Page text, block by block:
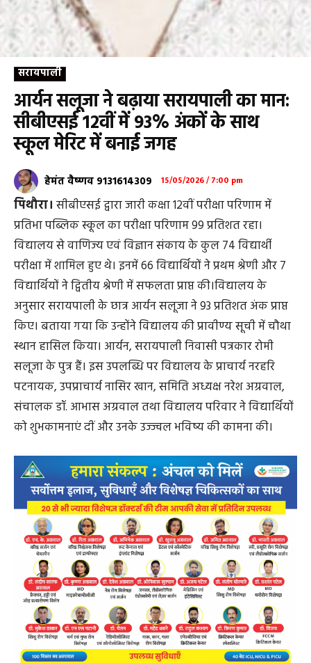
सरायपाली
आर्यन सलूजा ने बढ़ाया सरायपाली का मान:
सीबीएसई 12वीं में 93% अंकों के साथ
स्कूल मेरिट में बनाई जगह
हेमंत वैष्णव 9131614309 15/05/2026 / 7:00 pm
पिथौरा। सीबीएसई द्वारा जारी कक्षा 12वीं परीक्षा परिणाम में
प्रतिभा पब्लिक स्कूल का परीक्षा परिणाम 99 प्रतिशत रहा।
विद्यालय से वाणिज्य एवं विज्ञान संकाय के कुल 74 विद्यार्थी
परीक्षा में शामिल हुए थे। इनमें 66 विद्यार्थियों ने प्रथम श्रेणी और 7
विद्यार्थियों ने द्वितीय श्रेणी में सफलता प्राप्त की।विद्यालय के
अनुसार सरायपाली के छात्र आर्यन सलूजा ने 93 प्रतिशत अंक प्राप्त
किए। बताया गया कि उन्होंने विद्यालय की प्रावीण्य सूची में चौथा
स्थान हासिल किया। आर्यन, सरायपाली निवासी पत्रकार रोमी
सलूजा के पुत्र हैं। इस उपलब्धि पर विद्यालय के प्राचार्य नरहरि
पटनायक, उपप्राचार्य नासिर खान, समिति अध्यक्ष नरेश अग्रवाल,
संचालक डॉ. आभास अग्रवाल तथा विद्यालय परिवार ने विद्यार्थियों
को शुभकामनाएं दीं और उनके उज्ज्वल भविष्य की कामना की।